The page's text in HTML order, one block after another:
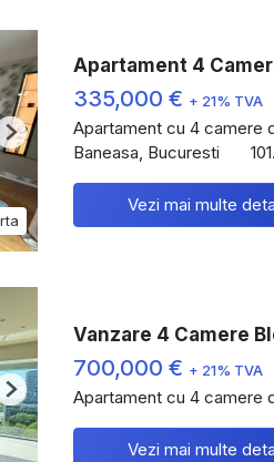
Next
Apartament 4
335,000 € + 21% TVA
Apartament cu 4 camere
Baneasa, Bucuresti
Vezi mai multe
Next
Vanzare 4 Camere
700,000 € + 21% TVA
Apartament cu 4 camere
Vezi mai multe